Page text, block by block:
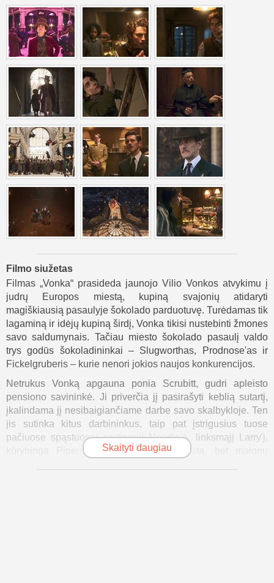
Filmo siužetas
Filmas „Vonka“ prasideda jaunojo Vilio Vonkos atvykimu į
judrų Europos miestą, kupiną svajonių atidaryti
magiškiausią pasaulyje šokolado parduotuvę. Turėdamas tik
lagaminą ir idėjų kupiną širdį, Vonka tikisi nustebinti žmones
savo saldumynais. Tačiau miesto šokolado pasaulį valdo
trys godūs šokoladininkai – Slugworthas, Prodnose'as ir
Fickelgruberis – kurie nenori jokios naujos konkurencijos.
Netrukus Vonką apgauna ponia Scrubitt, gudri apleisto
pensiono savininkė. Ji priverčia jį pasirašyti keblią sutartį,
įkalindama jį nesibaigiančiame darbe savo skalbykloje. Ten
jis sutinka kitus darbininkus, taip pat įstrigusius tuose
pačiuose spąstuose: protingąjį Noodle'ą, linksmąjį Larry'į,
kūrybingą Piperį, stipriąją Lottie ir keistą, bet malonų
Skaityti daugiau